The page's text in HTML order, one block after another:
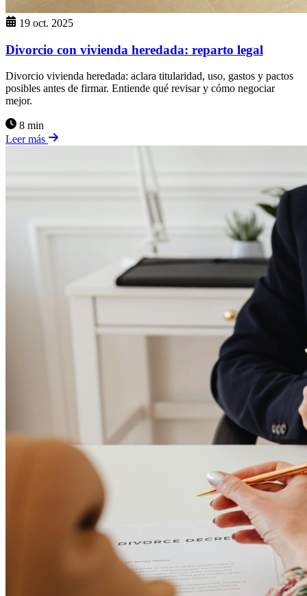
19 oct. 2025
Divorcio con vivienda heredada: reparto legal
Divorcio vivienda heredada: aclara titularidad, uso, gastos y pactos
posibles antes de firmar. Entiende qué revisar y cómo negociar
mejor.
8 min
Leer más